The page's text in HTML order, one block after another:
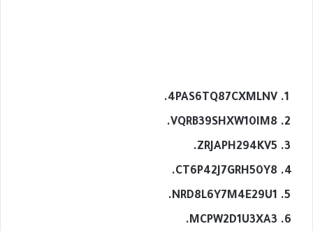
4PAS6TQ87CXMLNV.
VQRB39SHXW10IM8.
ZRJAPH294KV5.
CT6P42J7GRH50Y8.
NRD8L6Y7M4E29U1.
MCPW2D1U3XA3.